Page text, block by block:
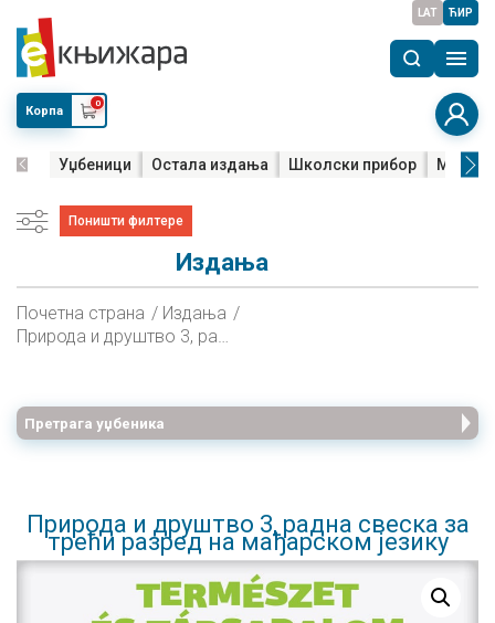
LAT ЋИР
Корпа
0
Уџбеници Остала издања Школски прибор Мала
Поништи филтере
Издања
Почетна страна
Издања
Природа и друштво 3, радна свеска за трећи разред на мађарском језику
Претрага уџбеника
Природа и друштво 3, радна свеска за
трећи разред на мађарском језику